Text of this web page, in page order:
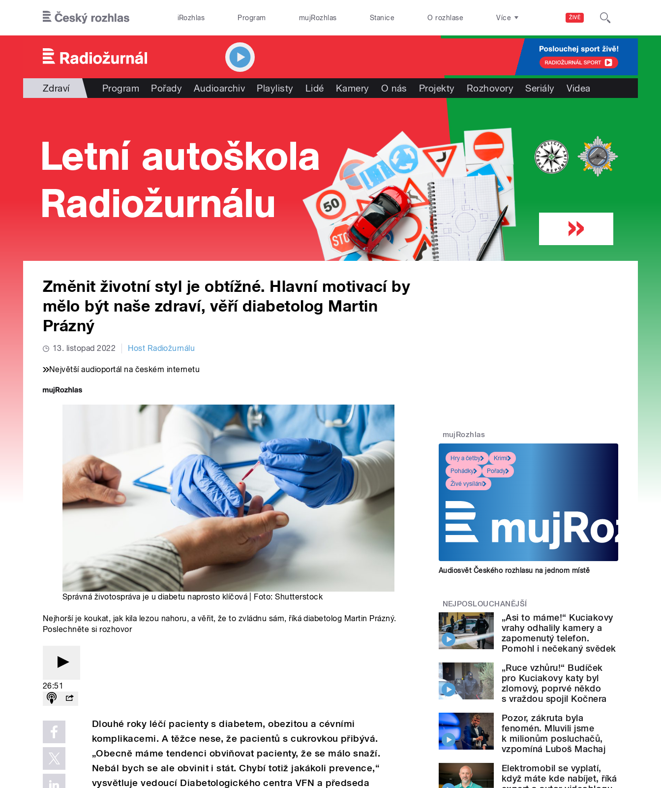
ŽIVĚ
iRozhlas Program mujRozhlas Stanice O rozhlase Více
Zdraví Program Pořady Audioarchiv Playlisty Lidé Kamery O nás Projekty Rozhovory Seriály Videa
Změnit životní styl je obtížné. Hlavní motivací by
mělo být naše zdraví, věří diabetolog Martin
Prázný
13. listopad 2022 Host Radiožurnálu
Největší audioportál na českém internetu
Správná životospráva je u diabetu naprosto klíčová | Foto: Shutterstock
Nejhorší je koukat, jak kila lezou nahoru, a věřit, že to zvládnu sám, říká diabetolog Martin Prázný.
Poslechněte si rozhovor
26:51
Dlouhé roky léčí pacienty s diabetem, obezitou a cévními
komplikacemi. A těžce nese, že pacientů s cukrovkou přibývá.
„Obecně máme tendenci obviňovat pacienty, že se málo snaží.
Nebál bych se ale obvinit i stát. Chybí totiž jakákoli prevence,“
vysvětluje vedoucí Diabetologického centra VFN a předseda
mujRozhlas
Hry a četby
Krimi
Pohádky
Pořady
Živé vysílání
Audiosvět Českého rozhlasu na jednom místě
NEJPOSLOUCHANĚJŠÍ
„Asi to máme!“ Kuciakovy
vrahy odhalily kamery a
zapomenutý telefon.
Pomohl i nečekaný svědek
„Ruce vzhůru!“ Budíček
pro Kuciakovy katy byl
zlomový, poprvé někdo
s vraždou spojil Kočnera
Pozor, zákruta byla
fenomén. Mluvili jsme
k milionům posluchačů,
vzpomíná Luboš Machaj
Elektromobil se vyplatí,
když máte kde nabíjet, říká